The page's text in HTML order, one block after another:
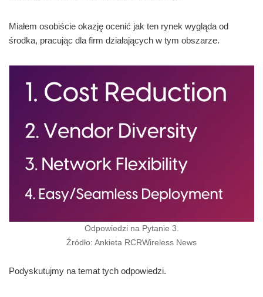
Miałem osobiście okazję ocenić jak ten rynek wygląda od
środka, pracując dla firm działających w tym obszarze.
Odpowiedzi na Pytanie 3.
Źródło: Ankieta RCRWireless News
Podyskutujmy na temat tych odpowiedzi.